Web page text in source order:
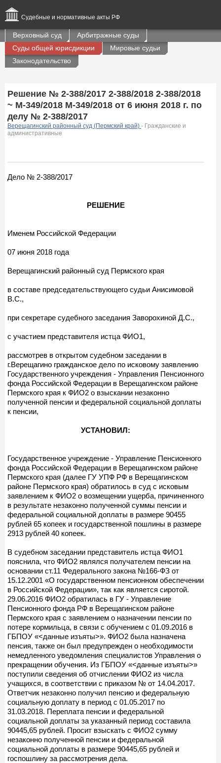
Судебные и нормативные акты РФ
Верховный суд
Арбитражные суды
Суды общей юрисдикции
Мировые судьи
Законодательство
Решение № 2-388/2017 2-388/2018 2-388/2018
~ М-349/2018 М-349/2018 от 6 июня 2018 г. по
делу № 2-388/2017
Верещагинский районный суд (Пермский край) - Гражданские и
административные
Дело № 2-388/2017
РЕШЕНИЕ
Именем Российской Федерации
07 июня 2018 года
Верещагинский районный суд Пермского края
в составе председательствующего судьи Анисимовой
В.С.,
при секретаре судебного заседания Заворохиной Д.С.,
с участием представителя истца ФИО1,
рассмотрев в открытом судебном заседании в
г.Верещагино гражданское дело по исковому заявлению
Государственного учреждения - Управления Пенсионного
фонда Российской Федерации в Верещагинском районе
Пермского края к ФИО2 о взыскании незаконно
полученной пенсии и федеральной социальной доплаты
к пенсии,
УСТАНОВИЛ:
Государственное учреждение - Управление Пенсионного
фонда Российской Федерации в Верещагинском районе
Пермского края (далее ГУ УПФ РФ в Верещагинском
районе Пермского края) обратилось в суд с исковым
заявлением к ФИО2 о возмещении ущерба, причиненного
в результате незаконно полученной суммы пенсии и
федеральной социальной доплаты в размере 90455
рублей 65 копеек и государственной пошлины в размере
2913 рублей 40 копеек.
В судебном заседании представитель истца ФИО1
пояснила, что ФИО2 являлся получателем пенсии на
основании ст.11 Федерального закона №166-ФЗ от
15.12.2001 «О государственном пенсионном обеспечении
в Российской Федерации», так как является сиротой.
29.06.2016 ФИО2 обратилась в ГУ - Управление
Пенсионного фонда РФ в Верещагинском районе
Пермского края с заявлением о назначении пенсии по
потере кормильца, в связи с обучением с 01.09.2016 в
ГБПОУ «<данные изъяты>». ФИО2 была назначена
пенсия, также он был предупрежден о необходимости
немедленного уведомления специалистов Управления о
прекращении обучения. Из ГБПОУ «<данные изъяты>»
поступили сведения об отчислении ФИО2 из числа
учащихся, в соответствии с приказом № от 14.04.2017.
Ответчик незаконно получил пенсию и федеральную
социальную доплату в период с 01.05.2017 по
31.03.2018. Переплата пенсии и федеральной
социальной доплаты за указанный период составила
90445,65 рублей. Просит взыскать с ФИО2 сумму
незаконно полученной пенсии и федеральной
социальной доплаты в размере 90445,65 рублей и
госпошлину за рассмотрения дела.